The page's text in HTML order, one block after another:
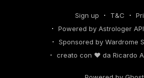
Sign up T&C
Powered by Astrologer
Sponsored by Wardrome
creato con ❤️ da Ricardo